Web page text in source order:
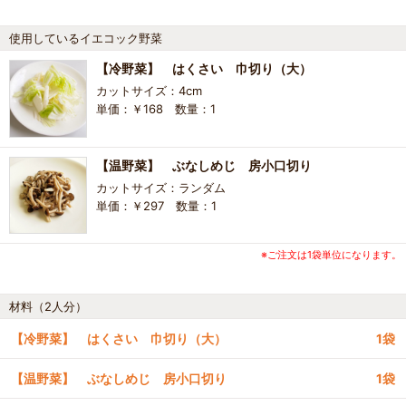
使用しているイエコック野菜
【冷野菜】 はくさい 巾切り（大）
カットサイズ：4cm
単価：￥168 数量：1
【温野菜】 ぶなしめじ 房小口切り
カットサイズ：ランダム
単価：￥297 数量：1
※ご注文は1袋単位になります。
材料（2人分）
【冷野菜】 はくさい 巾切り（大） 1袋
【温野菜】 ぶなしめじ 房小口切り 1袋